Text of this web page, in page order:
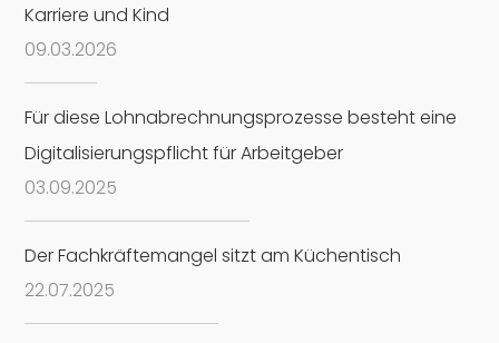
Karriere und Kind
09.03.2026
Für diese Lohnabrechnungsprozesse besteht eine
Digitalisierungspflicht für Arbeitgeber
03.09.2025
Der Fachkräftemangel sitzt am Küchentisch
22.07.2025